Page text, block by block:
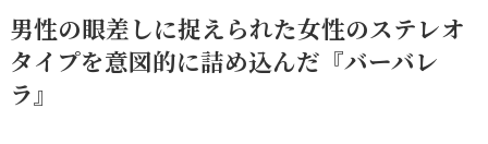
男性の眼差しに捉えられた女性のステレオ
タイプを意図的に詰め込んだ『バーバレ
ラ』